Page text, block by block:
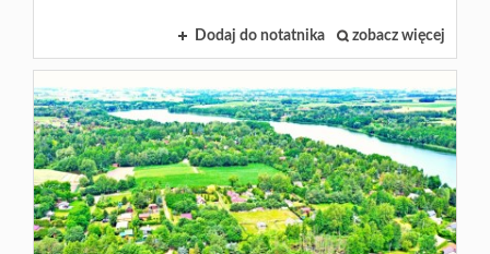
Dodaj do notatnika zobacz więcej